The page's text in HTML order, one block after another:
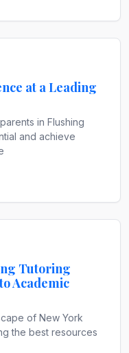
at a Leading
in Flushing
and achieve
Tutoring
Academic
of New York
the best resources